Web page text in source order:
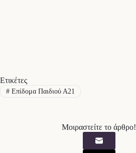
Ετικέτες
#Επίδομα Παιδιού Α21
Μοιραστείτε το άρθρο!